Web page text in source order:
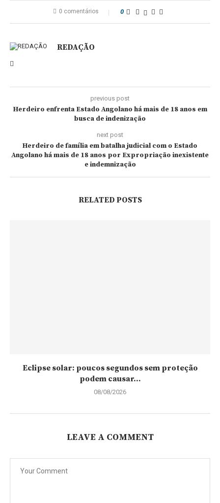
0 comentários 0
REDAÇÃO
previous post
Herdeiro enfrenta Estado Angolano há mais de 18 anos em
busca de indenização
next post
Herdeiro de família em batalha judicial com o Estado
Angolano há mais de 18 anos por Expropriação inexistente
e indemnização
RELATED POSTS
Eclipse solar: poucos segundos sem proteção
podem causar...
08/08/2026
LEAVE A COMMENT